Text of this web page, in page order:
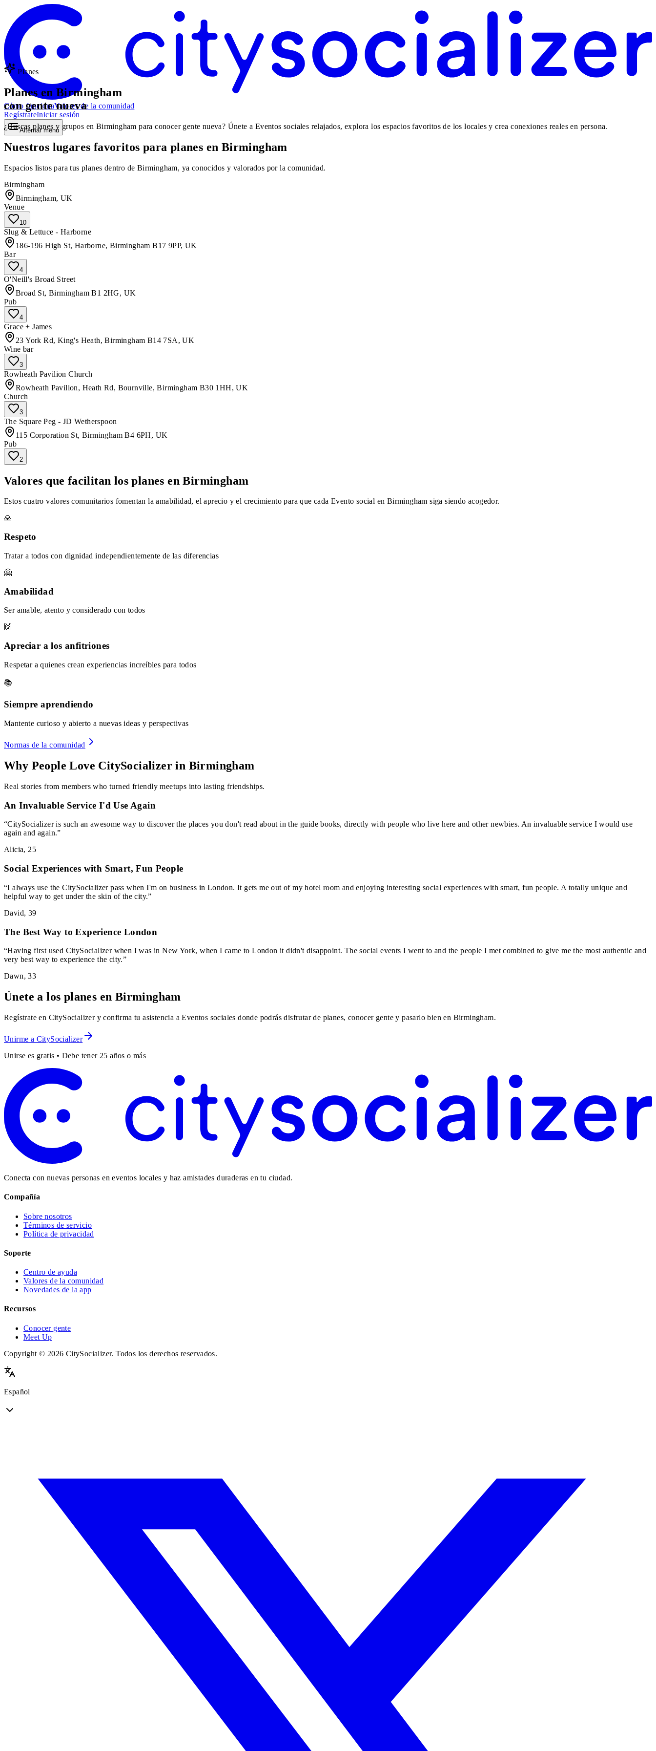
Cómo funcionaValores de la comunidad
RegístrateIniciar sesión
Alternar menú
Planes
Planes en Birmingham
con gente nueva
¿Buscas planes y grupos en Birmingham para conocer gente nueva? Únete a Eventos sociales relajados, explora los espacios favoritos de los locales y crea conexiones reales en persona.
Nuestros lugares favoritos para planes en Birmingham
Espacios listos para tus planes dentro de Birmingham, ya conocidos y valorados por la comunidad.
Birmingham
Birmingham, UK
Venue
10
Slug & Lettuce - Harborne
186-196 High St, Harborne, Birmingham B17 9PP, UK
Bar
4
O'Neill's Broad Street
Broad St, Birmingham B1 2HG, UK
Pub
4
Grace + James
23 York Rd, King's Heath, Birmingham B14 7SA, UK
Wine bar
3
Rowheath Pavilion Church
Rowheath Pavilion, Heath Rd, Bournville, Birmingham B30 1HH, UK
Church
3
The Square Peg - JD Wetherspoon
115 Corporation St, Birmingham B4 6PH, UK
Pub
2
Valores que facilitan los planes en Birmingham
Estos cuatro valores comunitarios fomentan la amabilidad, el aprecio y el crecimiento para que cada Evento social en Birmingham siga siendo acogedor.
🙏
Respeto
Tratar a todos con dignidad independientemente de las diferencias
🤗
Amabilidad
Ser amable, atento y considerado con todos
🙌
Apreciar a los anfitriones
Respetar a quienes crean experiencias increíbles para todos
📚
Siempre aprendiendo
Mantente curioso y abierto a nuevas ideas y perspectivas
Normas de la comunidad
Why People Love CitySocializer in Birmingham
Real stories from members who turned friendly meetups into lasting friendships.
An Invaluable Service I'd Use Again
“CitySocializer is such an awesome way to discover the places you don't read about in the guide books, directly with people who live here and other newbies. An invaluable service I would use
again and again.”
Alicia,25
Social Experiences with Smart, Fun People
“I always use the CitySocializer pass when I'm on business in London. It gets me out of my hotel room and enjoying interesting social experiences with smart, fun people. A totally unique and
helpful way to get under the skin of the city.”
David, 39
The Best Way to Experience London
“Having first used CitySocializer when I was in New York, when I came to London it didn't disappoint. The social events I went to and the people I met combined to give me the most authentic and
very best way to experience the city.”
Dawn,33
Únete a los planes en Birmingham
Regístrate en CitySocializer y confirma tu asistencia a Eventos sociales donde podrás disfrutar de planes, conocer gente y pasarlo bien en Birmingham.
Unirme a CitySocializer
Unirse es gratis • Debe tener 25 años o más
Conecta con nuevas personas en eventos locales y haz amistades duraderas en tu ciudad.
Compañía
Sobre nosotros
Términos de servicio
Política de privacidad
Soporte
Centro de ayuda
Valores de la comunidad
Novedades de la app
Recursos
Conocer gente
Meet Up
Copyright © 2026 CitySocializer. Todos los derechos reservados.
Español